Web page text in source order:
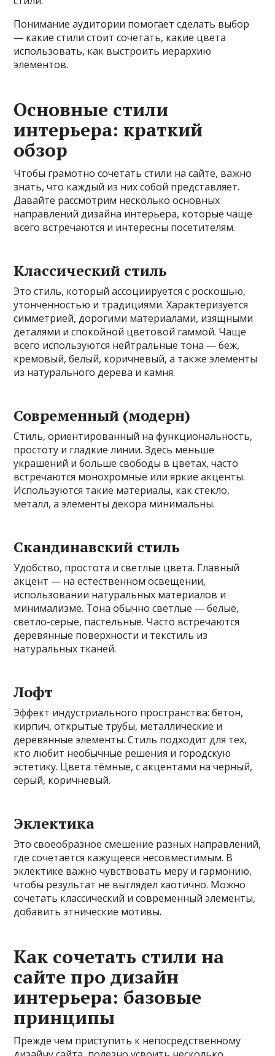
Понимание аудитории помогает сделать выбор
— какие стили стоит сочетать, какие цвета
использовать, как выстроить иерархию
элементов.
Основные стили
интерьера: краткий
обзор
Чтобы грамотно сочетать стили на сайте, важно
знать, что каждый из них собой представляет.
Давайте рассмотрим несколько основных
направлений дизайна интерьера, которые чаще
всего встречаются и интересны посетителям.
Классический стиль
Это стиль, который ассоциируется с роскошью,
утонченностью и традициями. Характеризуется
симметрией, дорогими материалами, изящными
деталями и спокойной цветовой гаммой. Чаще
всего используются нейтральные тона — беж,
кремовый, белый, коричневый, а также элементы
из натурального дерева и камня.
Современный (модерн)
Стиль, ориентированный на функциональность,
простоту и гладкие линии. Здесь меньше
украшений и больше свободы в цветах, часто
встречаются монохромные или яркие акценты.
Используются такие материалы, как стекло,
металл, а элементы декора минимальны.
Скандинавский стиль
Удобство, простота и светлые цвета. Главный
акцент — на естественном освещении,
использовании натуральных материалов и
минимализме. Тона обычно светлые — белые,
светло-серые, пастельные. Часто встречаются
деревянные поверхности и текстиль из
натуральных тканей.
Лофт
Эффект индустриального пространства: бетон,
кирпич, открытые трубы, металлические и
деревянные элементы. Стиль подходит для тех,
кто любит необычные решения и городскую
эстетику. Цвета тёмные, с акцентами на черный,
серый, коричневый.
Эклектика
Это своеобразное смешение разных направлений,
где сочетается кажущееся несовместимым. В
эклектике важно чувствовать меру и гармонию,
чтобы результат не выглядел хаотично. Можно
сочетать классический и современный элементы,
добавить этнические мотивы.
Как сочетать стили на
сайте про дизайн
интерьера: базовые
принципы
Прежде чем приступить к непосредственному